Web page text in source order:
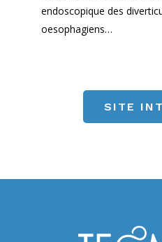
endoscopique des
oesophagiens…
SITE